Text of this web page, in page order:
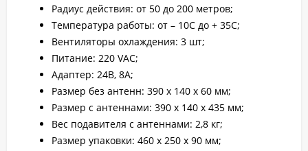
Радиус действия: от 50 до 200 метров;
Температура работы: от – 10С до + 35С;
Вентиляторы охлаждения: 3 шт;
Питание: 220 VAC;
Адаптер: 24В, 8А;
Размер без антенн: 390 х 140 х 60 мм;
Размер с антеннами: 390 х 140 х 435 мм;
Вес подавителя с антеннами: 2,8 кг;
Размер упаковки: 460 х 250 х 90 мм;